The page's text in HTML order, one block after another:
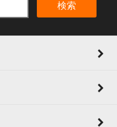
検索